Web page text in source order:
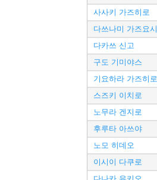
사사키 가즈히로
다쓰나미 가즈요시
다카쓰 신고
구도 기미야스
기요하라 가즈히로
스즈키 이치로
노무라 겐지로
후루타 아쓰야
노모 히데오
이시이 다쿠로